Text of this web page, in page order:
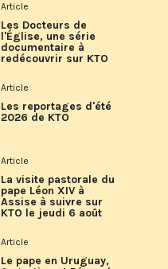
Article
Les Docteurs de
l'Église, une série
documentaire à
redécouvrir sur KTO
Article
Les reportages d'été
2026 de KTO
Article
La visite pastorale du
pape Léon XIV à
Assise à suivre sur
KTO le jeudi 6 août
Article
Le pape en Uruguay,